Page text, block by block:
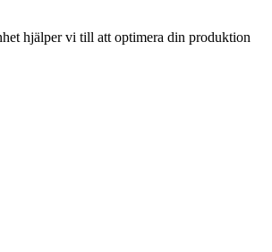
hjälper vi till att optimera din produktion